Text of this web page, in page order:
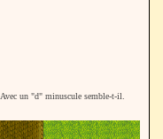
Avec un "d" minuscule semble-t-il.